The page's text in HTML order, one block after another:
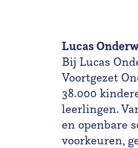
Lucas
Bij Lucas
Voortgezet
38.000
leerlingen.
en openbare
voorkeuren,